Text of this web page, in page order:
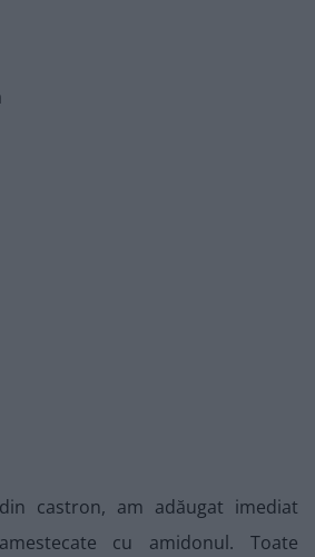
castron, am adăugat imediat
cu amidonul. Toate